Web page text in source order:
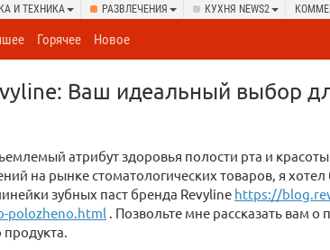
И ТЕХНИКА РАЗВЛЕЧЕНИЯ КУХНЯ NEWS2
Горячее Новое
Ваш идеальный выбор
атрибут здоровья полости рта и
на рынке стоматологических товаров, я
зубных паст бренда Revyline https://
polozheno.html . Позвольте мне рассказать вам о
продукта.